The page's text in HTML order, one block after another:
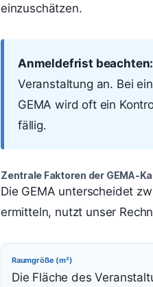
einzuschätzen.
Anmeldefrist beachten:
Veranstaltung an. Bei
GEMA wird oft ein
fällig.
Zentrale Faktoren der GEMA-
Die GEMA unterscheidet
ermitteln, nutzt unser
Raumgröße (m²)
Die Fläche des